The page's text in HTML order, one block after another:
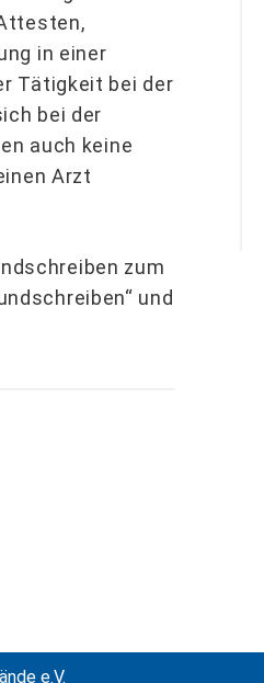
in einer
Tätigkeit bei der
bei der
auch keine
Arzt
zum
und
e.V.